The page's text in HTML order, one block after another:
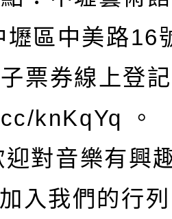
壢區中美路16
票券線上登
knKqYq 。
對音樂有興
入我們的行